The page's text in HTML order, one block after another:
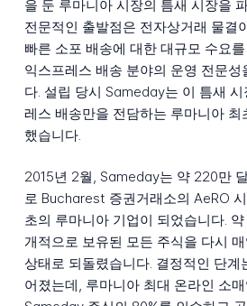
을 둔 루마니아 시장의 틈새 시장을
전문적인 출발점은 전자상거래 물결
빠른 소포 배송에 대한 대규모 수요
익스프레스 배송 분야의 운영 전문성
다. 설립 당시 Sameday는 이 틈새
레스 배송만을 전담하는 루마니아 최
했습니다.
2015년 2월, Sameday는 약 220만
로 Bucharest 증권거래소의 AeRO
초의 루마니아 기업이 되었습니다.
개적으로 보유된 모든 주식을 다시
상태로 되돌렸습니다. 결정적인 단계
어졌는데, 루마니아 최대 온라인 소